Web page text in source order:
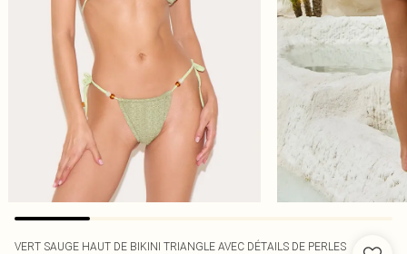
VERT SAUGE HAUT DE BIKINI TRIANGLE AVEC DÉTAILS DE PERLES